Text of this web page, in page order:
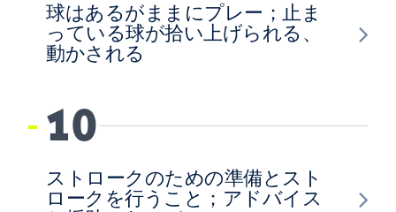
球はあるがままにプレー；止ま
っている球が拾い上げられる、
動かされる
10
ストロークのための準備とスト
ロークを行うこと；アドバイス